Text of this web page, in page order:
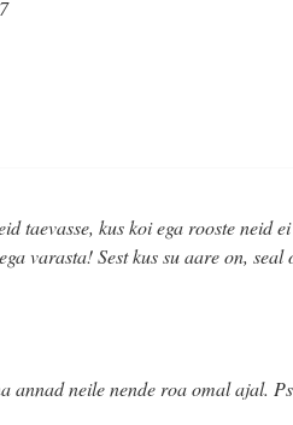
taevasse, kus koi ega rooste neid ei
varasta! Sest kus su aare on, seal
annad neile nende roa omal ajal. Ps